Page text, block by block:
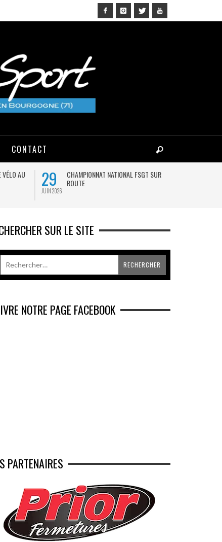
CONTACT
VÉLO AU
29
JUIN 2026
CHAMPIONNAT NATIONAL FSGT SUR
ROUTE
SUR LE SITE
NOTRE PAGE FACEBOOK
PARTENAIRES